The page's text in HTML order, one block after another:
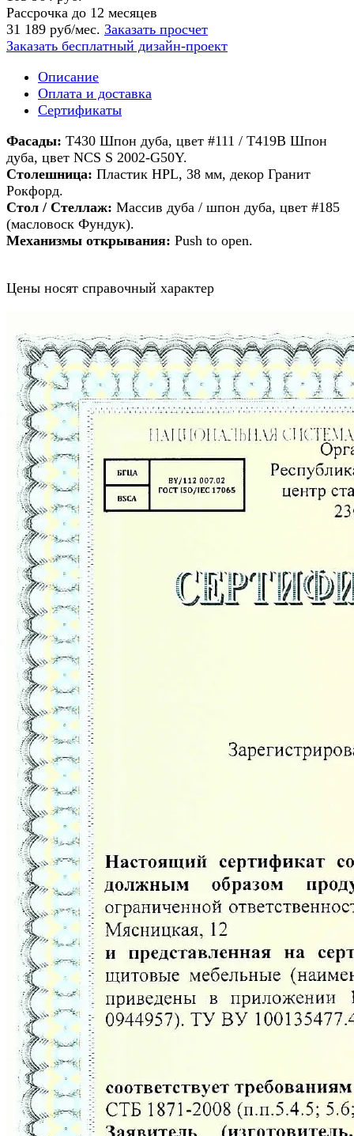
Рассрочка до 12 месяцев
31 189 руб/мес. Заказать просчет
Заказать бесплатный дизайн-проект
Описание
Оплата и доставка
Сертификаты
Фасады: T430 Шпон дуба, цвет #111 / T419В Шпон
дуба, цвет NCS S 2002-G50Y.
Столешница: Пластик HPL, 38 мм, декор Гранит
Рокфорд.
Стол / Стеллаж: Массив дуба / шпон дуба, цвет #185
(масловоск Фундук).
Механизмы открывания: Push to open.
Цены носят справочный характер